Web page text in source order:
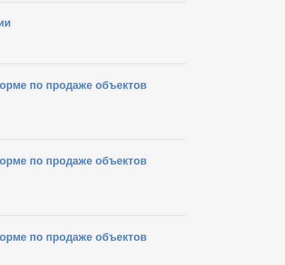
по продаже объектов
по продаже объектов
по продаже объектов